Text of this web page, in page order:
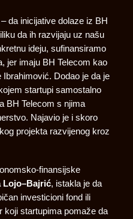
da inicijative dolaze iz BH
da ih razvijaju uz našu
ideju, sufinansiramo
jer imaju BH Telecom kao
Ibrahimović. Dodao je da je
startupi samostalno
BH Telecom s njima
Najavio je i skoro
projekta razvijenog kroz
finansijske
Lojo–Bajrić, istakla je da
investicioni fond ili
koji startupima pomaže da